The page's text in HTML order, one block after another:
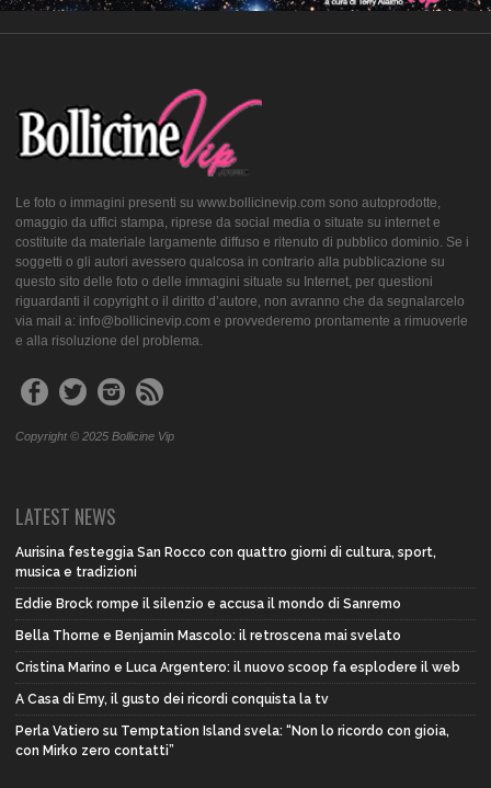
Le foto o immagini presenti su www.bollicinevip.com sono autoprodotte,
omaggio da uffici stampa, riprese da social media o situate su internet e
costituite da materiale largamente diffuso e ritenuto di pubblico dominio. Se i
soggetti o gli autori avessero qualcosa in contrario alla pubblicazione su
questo sito delle foto o delle immagini situate su Internet, per questioni
riguardanti il copyright o il diritto d’autore, non avranno che da segnalarcelo
via mail a: info@bollicinevip.com e provvederemo prontamente a rimuoverle
e alla risoluzione del problema.
Copyright © 2025 Bollicine Vip
LATEST NEWS
Aurisina festeggia San Rocco con quattro giorni di cultura, sport,
musica e tradizioni
Eddie Brock rompe il silenzio e accusa il mondo di Sanremo
Bella Thorne e Benjamin Mascolo: il retroscena mai svelato
Cristina Marino e Luca Argentero: il nuovo scoop fa esplodere il web
A Casa di Emy, il gusto dei ricordi conquista la tv
Perla Vatiero su Temptation Island svela: “Non lo ricordo con gioia,
con Mirko zero contatti”